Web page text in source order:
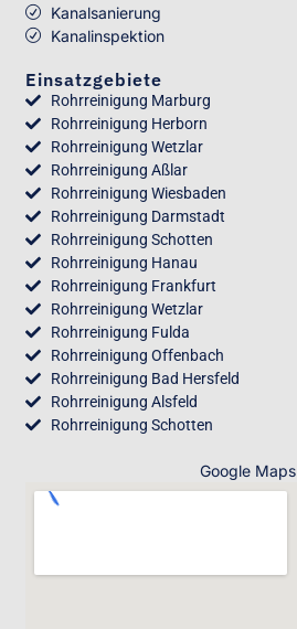
Kanalsanierung
Kanalinspektion
Einsatzgebiete
Rohrreinigung Marburg
Rohrreinigung Herborn
Rohrreinigung Wetzlar
Rohrreinigung Aßlar
Rohrreinigung Wiesbaden
Rohrreinigung Darmstadt
Rohrreinigung Schotten
Rohrreinigung Hanau
Rohrreinigung Frankfurt
Rohrreinigung Wetzlar
Rohrreinigung Fulda
Rohrreinigung Offenbach
Rohrreinigung Bad Hersfeld
Rohrreinigung Alsfeld
Rohrreinigung Schotten
Google Maps